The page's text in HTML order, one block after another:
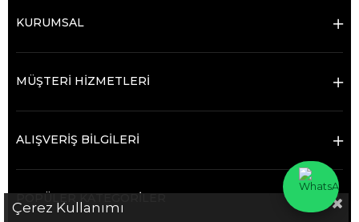
KURUMSAL
MÜŞTERİ HİZMETLERİ
ALIŞVERİŞ BİLGİLERİ
POPÜLER KATEGORİLER
Çerez Kullanımı